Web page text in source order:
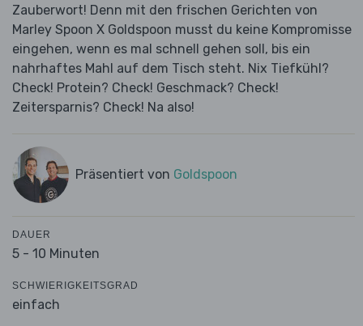
Zauberwort! Denn mit den frischen Gerichten von
Marley Spoon X Goldspoon musst du keine Kompromisse
eingehen, wenn es mal schnell gehen soll, bis ein
nahrhaftes Mahl auf dem Tisch steht. Nix Tiefkühl?
Check! Protein? Check! Geschmack? Check!
Zeitersparnis? Check! Na also!
Präsentiert von Goldspoon
DAUER
5 - 10 Minuten
SCHWIERIGKEITSGRAD
einfach